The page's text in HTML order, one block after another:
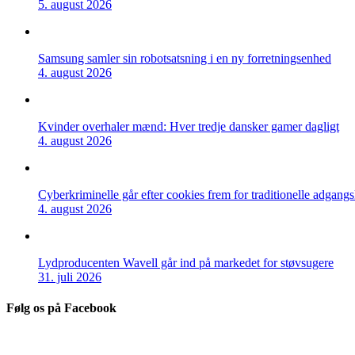
5. august 2026
Samsung samler sin robotsatsning i en ny forretningsenhed
4. august 2026
Kvinder overhaler mænd: Hver tredje dansker gamer dagligt
4. august 2026
Cyberkriminelle går efter cookies frem for traditionelle
4. august 2026
Lydproducenten Wavell går ind på markedet for støvsugere
31. juli 2026
Følg os på Facebook